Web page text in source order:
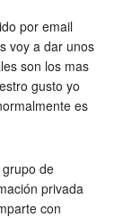
por email
voy a dar unos
son los mas
gusto yo
es
de
privada
con